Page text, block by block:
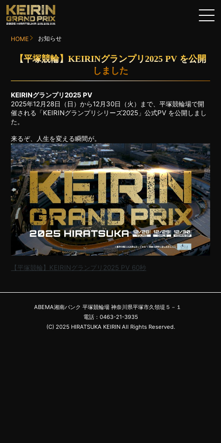
HOME お知らせ
【平塚競輪】KEIRINグランプリ2025 PV を公開
しました
KEIRINグランプリ2025 PV
2025年12月28日（日）から12月30日（火）まで、平塚競輪場で開
催される「KEIRINグランプリシリーズ2025」公式PV を公開しまし
た。
来るぞ、人生を変える瞬間が。
【平塚競輪】KEIRINグランプリ2025 PV 60秒
ABEMA湘南バンク 平塚競輪場 神奈川県平塚市久領堤５－１
電話：0463-21-3935
(C) 2025 HIRATSUKA KEIRIN All Rights Reserved.